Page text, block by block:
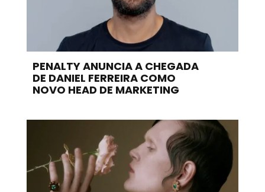
PENALTY ANUNCIA A CHEGADA
DE DANIEL FERREIRA COMO
NOVO HEAD DE MARKETING